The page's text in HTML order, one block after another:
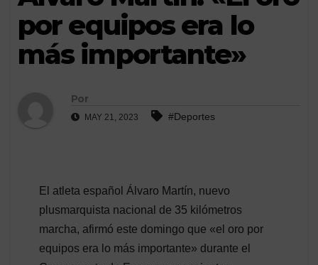
por equipos era lo
más importante»
Por
MAY 21, 2023 #Deportes
El atleta español Álvaro Martín, nuevo
plusmarquista nacional de 35 kilómetros
marcha, afirmó este domingo que «el oro por
equipos era lo más importante» durante el